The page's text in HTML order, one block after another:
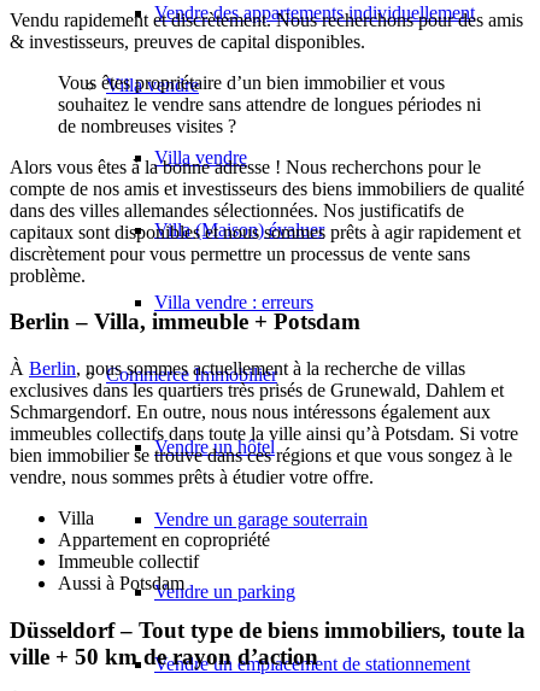
Vendre des appartements individuellement
Villavendre
Villa vendre
Villa (Maison) évaluer
Villa vendre : erreurs
CommerceImmobilier
Vendre un hôtel
Vendre un garage souterrain
Vendre un parking
Vendre un emplacement de stationnement
Vendu rapidement et discrètement. Nous recherchons pour des amis
& investisseurs, preuves de capital disponibles.
Vous êtes propriétaire d’un bien immobilier et vous
souhaitez le vendre sans attendre de longues périodes ni
de nombreuses visites ?
Alors vous êtes à la bonne adresse ! Nous recherchons pour le
compte de nos amis et investisseurs des biens immobiliers de qualité
dans des villes allemandes sélectionnées. Nos justificatifs de
capitaux sont disponibles et nous sommes prêts à agir rapidement et
discrètement pour vous permettre un processus de vente sans
problème.
Berlin – Villa, immeuble + Potsdam
À Berlin, nous sommes actuellement à la recherche de villas
exclusives dans les quartiers très prisés de Grunewald, Dahlem et
Schmargendorf. En outre, nous nous intéressons également aux
immeubles collectifs dans toute la ville ainsi qu’à Potsdam. Si votre
bien immobilier se trouve dans ces régions et que vous songez à le
vendre, nous sommes prêts à étudier votre offre.
Villa
Appartement en copropriété
Immeuble collectif
Aussi à Potsdam
Düsseldorf – Tout type de biens immobiliers, toute la
ville + 50 km de rayon d’action